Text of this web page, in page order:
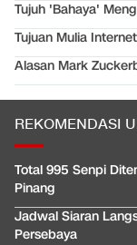
Tujuh 'Bahaya'
Tujuan Mulia
Alasan Mark
REKOMENDASI
Total 995 Senpi
Pinang
Jadwal Siaran
Persebaya